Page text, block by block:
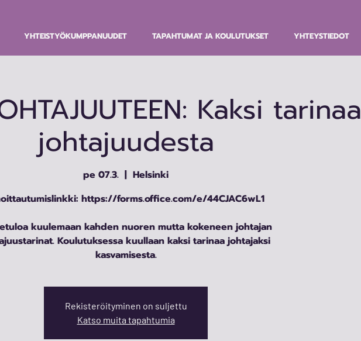
YHTEISTYÖKUMPPANUUDET TAPAHTUMAT JA KOULUTUKSET YHTEYSTIEDOT
Kaksi tarinaa
johtajuudesta
pe 07.3.
  |
Helsinki
https://forms.office.com/e/44CJAC6wL1
kuulemaan kahden nuoren mutta kokeneen johtajan
Koulutuksessa kuullaan kaksi tarinaa johtajaksi
kasvamisesta.
Rekisteröityminen on suljettu
Katso muita tapahtumia